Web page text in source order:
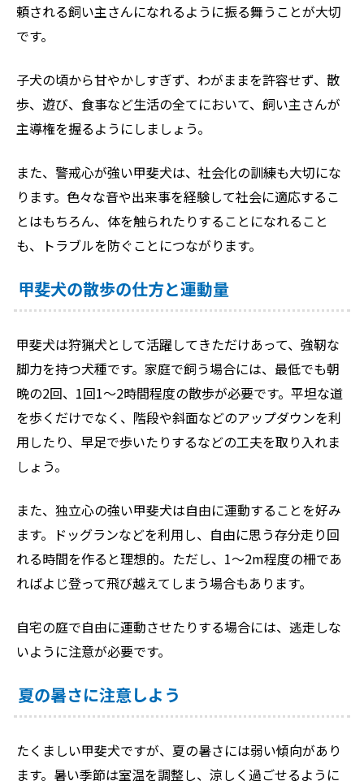
頼される飼い主さんになれるように振る舞うことが大切
です。
子犬の頃から甘やかしすぎず、わがままを許容せず、散
歩、遊び、食事など生活の全てにおいて、飼い主さんが
主導権を握るようにしましょう。
また、警戒心が強い甲斐犬は、社会化の訓練も大切にな
ります。色々な音や出来事を経験して社会に適応するこ
とはもちろん、体を触られたりすることになれること
も、トラブルを防ぐことにつながります。
甲斐犬の散歩の仕方と運動量
甲斐犬は狩猟犬として活躍してきただけあって、強靭な
脚力を持つ犬種です。家庭で飼う場合には、最低でも朝
晩の2回、1回1〜2時間程度の散歩が必要です。平坦な道
を歩くだけでなく、階段や斜面などのアップダウンを利
用したり、早足で歩いたりするなどの工夫を取り入れま
しょう。
また、独立心の強い甲斐犬は自由に運動することを好み
ます。ドッグランなどを利用し、自由に思う存分走り回
れる時間を作ると理想的。ただし、1〜2m程度の柵であ
ればよじ登って飛び越えてしまう場合もあります。
自宅の庭で自由に運動させたりする場合には、逃走しな
いように注意が必要です。
夏の暑さに注意しよう
たくましい甲斐犬ですが、夏の暑さには弱い傾向があり
ます。暑い季節は室温を調整し、涼しく過ごせるように